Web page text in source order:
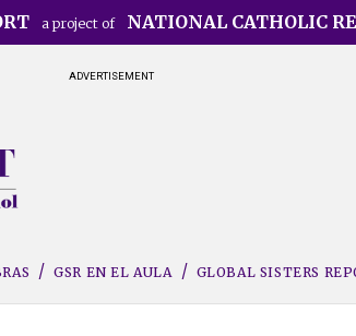
a project of NATIONAL CATHOLIC
ADVERTISEMENT
GSR EN EL AULA GLOBAL SISTERS